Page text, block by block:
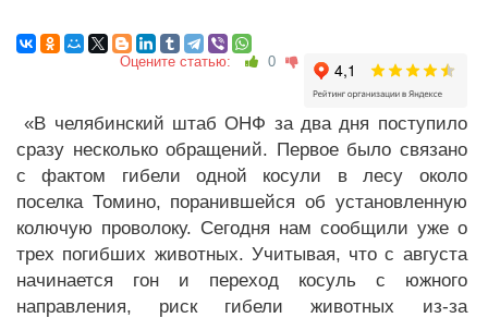
Оцените статью: 0
«В челябинский штаб ОНФ за два дня поступило
сразу несколько обращений. Первое было связано
с фактом гибели одной косули в лесу около
поселка Томино, поранившейся об установленную
колючую проволоку. Сегодня нам сообщили уже о
трех погибших животных. Учитывая, что с августа
начинается гон и переход косуль с южного
направления, риск гибели животных из-за